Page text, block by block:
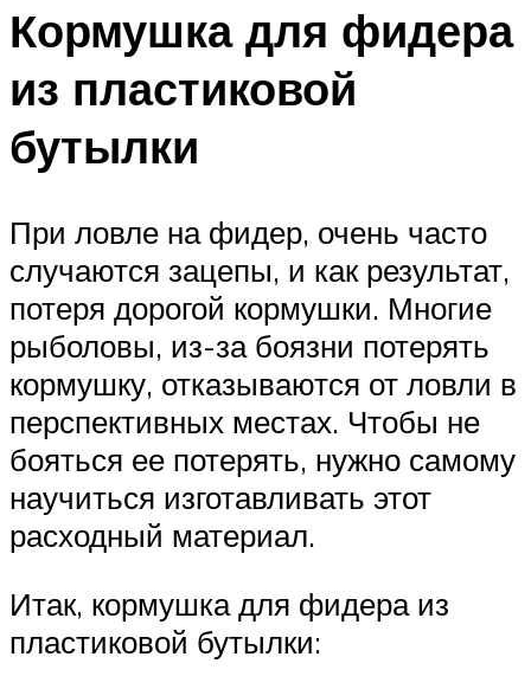
Кормушка для фидера
из пластиковой
бутылки
При ловле на фидер, очень часто
случаются зацепы, и как результат,
потеря дорогой кормушки. Многие
рыболовы, из-за боязни потерять
кормушку, отказываются от ловли в
перспективных местах. Чтобы не
бояться ее потерять, нужно самому
научиться изготавливать этот
расходный материал.
Итак, кормушка для фидера из
пластиковой бутылки: